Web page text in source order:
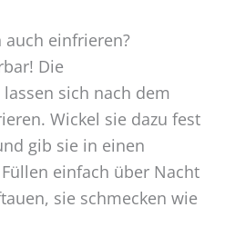
auch einfrieren?
Die
sich nach dem
Wickel sie dazu fest
gib sie in einen
einfach über Nacht
sie schmecken wie